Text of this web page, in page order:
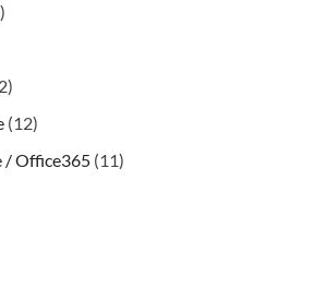
(12)
/ Office365 (11)